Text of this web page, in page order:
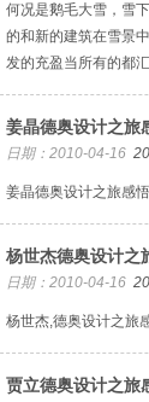
何况是鹅毛大雪，雪
的和新的建筑在雪景
发的充盈当所有的都
姜晶德奥设计之旅
日期：2010-04-16
姜晶德奥设计之旅感悟
杨世杰德奥设计之
日期：2010-04-16
杨世杰,德奥设计之旅
贾立德奥设计之旅